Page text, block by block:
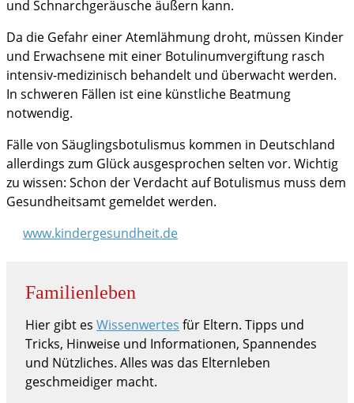
und Schnarchgeräusche äußern kann.
Da die Gefahr einer Atemlähmung droht, müssen Kinder
und Erwachsene mit einer Botulinumvergiftung rasch
intensiv-medizinisch behandelt und überwacht werden.
In schweren Fällen ist eine künstliche Beatmung
notwendig.
Fälle von Säuglingsbotulismus kommen in Deutschland
allerdings zum Glück ausgesprochen selten vor. Wichtig
zu wissen: Schon der Verdacht auf Botulismus muss dem
Gesundheitsamt gemeldet werden.
www.kindergesundheit.de
Familienleben
Hier gibt es Wissenwertes für Eltern. Tipps und
Tricks, Hinweise und Informationen, Spannendes
und Nützliches. Alles was das Elternleben
geschmeidiger macht.